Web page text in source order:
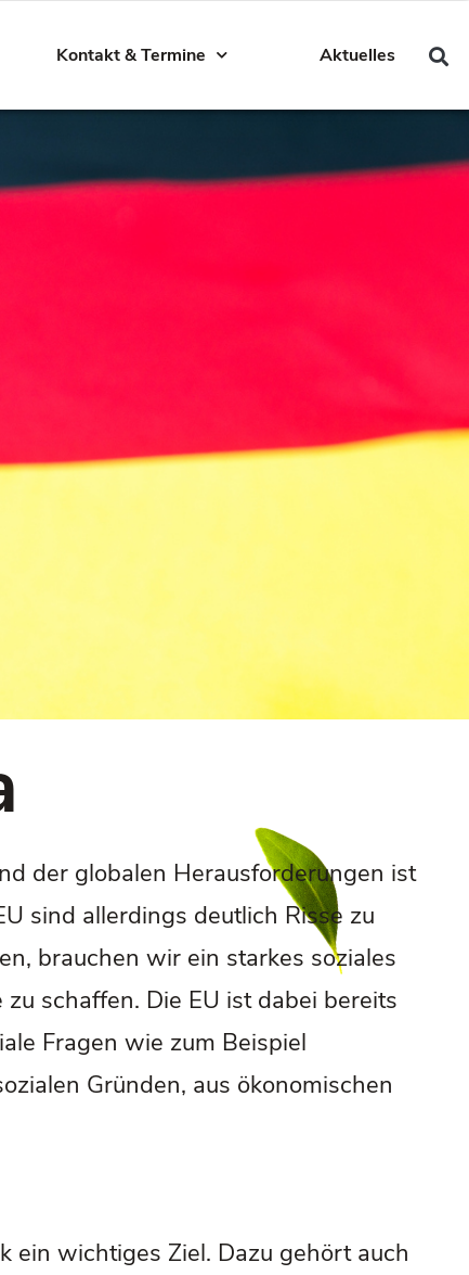
Kontakt & Termine Aktuelles
der globalen Herausforderungen ist
sind allerdings deutlich Risse zu
brauchen wir ein starkes soziales
schaffen. Die EU ist dabei bereits
Fragen wie zum Beispiel
Gründen, aus ökonomischen
ein wichtiges Ziel. Dazu gehört auch